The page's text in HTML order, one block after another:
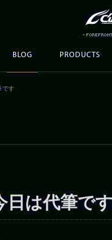
BLOG PRODUCTS
です
日は代筆で